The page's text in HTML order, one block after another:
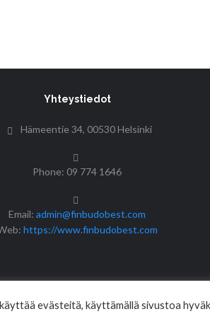
Yhteystiedot
Hämeentie 34, 00530 Helsinki
Phone: 09 774 1646
Email:admin@finbudobest.com
https://www.finbudobest.com
evästeitä, käyttämällä sivustoa